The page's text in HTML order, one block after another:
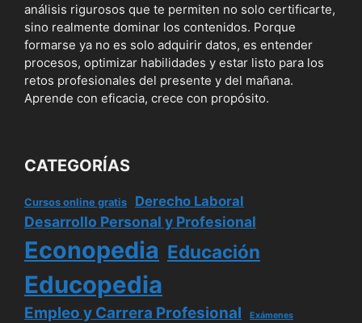
análisis rigurosos que te permiten no solo certificarte,
sino realmente dominar los contenidos. Porque
formarse ya no es solo adquirir datos, es entender
procesos, optimizar habilidades y estar listo para los
retos profesionales del presente y del mañana.
Aprende con eficacia, crece con propósito.
CATEGORÍAS
Cursos online gratis Derecho Laboral
Desarrollo Personal y Profesional
Econopedia Educación
Educopedia
Empleo y Carrera Profesional Exámenes